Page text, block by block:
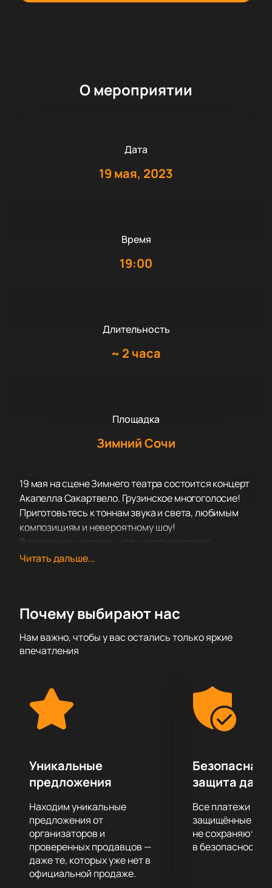
О мероприятии
Дата
19 мая, 2023
Время
19:00
Длительность
~ 2 часа
Площадка
Зимний Сочи
19 мая на сцене Зимнего театра состоится концерт
Акапелла Сакартвело. Грузинское многоголосие!
Приготовьтесь к тоннам звука и света, любимым
композициям и невероятному шоу!
В рамках концерта вы услышите как самые
популярные и проверенные временем композиции,
это всегда море позитива, драйва, самых ярких
шоу. Вас ожидает яркое шоу, мегатонны
качественного звука, а также световые и лазерные
Подарите себе невероятные впечатления от
посещения концерта своего любимого
исполнителя!
Читать дальше...
Почему выбирают нас
Нам важно, чтобы у вас остались только яркие
впечатления
Уникальные
предложения
Находим уникальные
предложения от
организаторов и
проверенных продавцов —
даже те, которых уже нет в
официальной продаже.
Безопасная
защита
Все платежи
защищённые
не сохраняются
в безопасности.